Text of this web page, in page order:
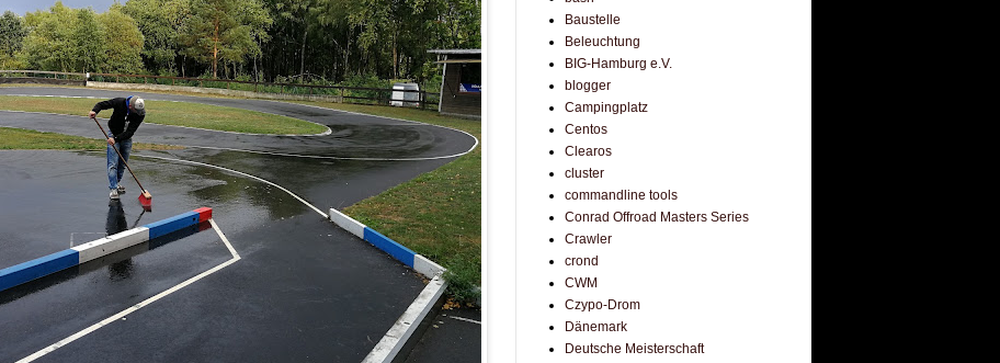
Baustelle
Beleuchtung
BIG-Hamburg e.V.
blogger
Campingplatz
Centos
Clearos
cluster
commandline tools
Conrad Offroad Masters Series
Crawler
crond
CWM
Czypo-Drom
Dänemark
Deutsche Meisterschaft